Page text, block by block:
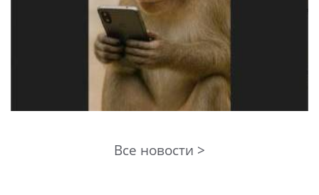
Все новости >